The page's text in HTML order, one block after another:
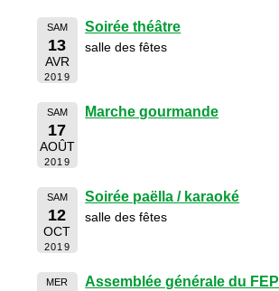
SAM
13
AVR
2019
Soirée théâtre
salle des fêtes
SAM
17
AOÛT
2019
Marche gourmande
SAM
12
OCT
2019
Soirée paëlla / karaoké
salle des fêtes
MER Assemblée générale du FEP